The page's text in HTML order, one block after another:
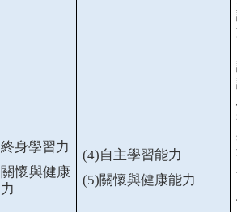
終身學習力
關懷與健康
力
(4)自主學習能力
(5)關懷與健康能力